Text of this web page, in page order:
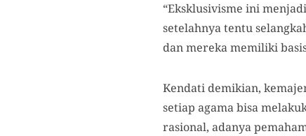
“Eksklusivisme ini
setelahnya tentu
dan mereka memiliki
Kendati demikian,
setiap agama bisa
rasional, adanya